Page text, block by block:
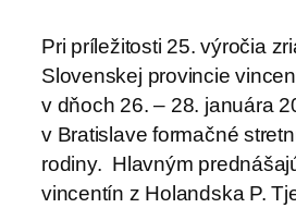
Pri príležitosti 25. výročia
Slovenskej provincie
v dňoch 26. – 28. januára
v Bratislave formačné
rodiny. Hlavným
vincentín z Holandska P.